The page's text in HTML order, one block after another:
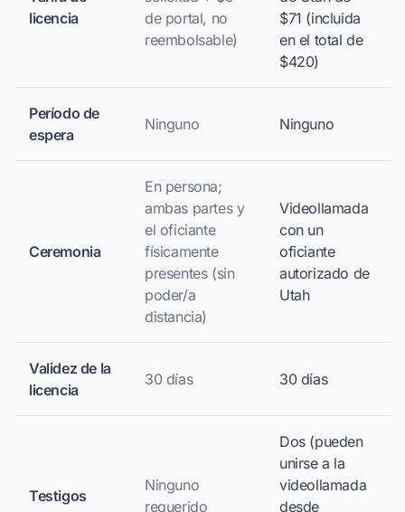
licencia
de portal, no
reembolsable)
$71 (incluida
en el total de
$420)
Período de
espera
Ninguno Ninguno
Ceremonia
En persona;
ambas partes y
el oficiante
físicamente
presentes (sin
poder/a
distancia)
Videollamada
con un
oficiante
autorizado de
Utah
Validez de la
licencia
30 días 30 días
Testigos
Ninguno
requerido
Dos (pueden
unirse a la
videollamada
desde